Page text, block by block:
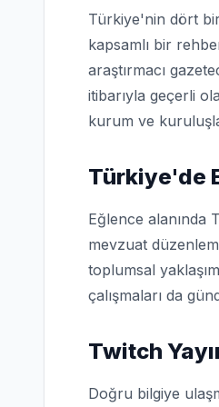
Türkiye'nin dört
kapsamlı bir
araştırmacı
itibarıyla geçerli
kurum ve
Türkiye'de
Eğlence alanında
mevzuat
toplumsal
çalışmaları da
Twitch
Doğru bilgiye